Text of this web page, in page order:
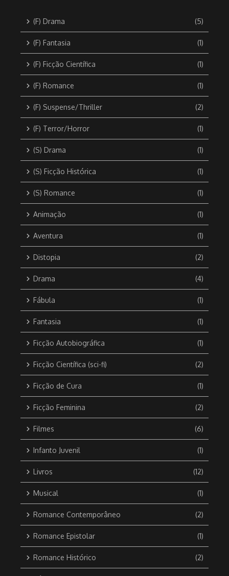
(F) Drama (5)
(F) Fantasia (1)
(F) Ficção Científica (1)
(F) Romance (1)
(F) Suspense/Thriller (2)
(F) Terror/Horror (1)
(S) Drama (1)
(S) Ficção Histórica (1)
(S) Romance (1)
Animação (1)
Aventura (1)
Distopia (2)
Drama (4)
Fábula (1)
Fantasia (1)
Ficção Autobiográfica (1)
Ficção Científica (sci-fi) (2)
Ficção de Cura (1)
Ficção Feminina (2)
Filmes (6)
Infanto Juvenil (1)
Livros (12)
Musical (1)
Romance Contemporâneo (2)
Romance Epistolar (1)
Romance Histórico (2)